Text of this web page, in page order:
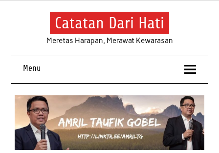
Skip
Catatan Dari Hati
Meretas Harapan, Merawat Kewarasan
Menu